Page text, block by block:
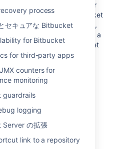
process
セキュアな Bitbucket
for Bitbucket
for third-party apps
counters for
monitoring
guardrails
logging
Server の拡張
link to a repository
clicks, you can configure your
respond to events in
Bitbucket
a pull request is created,
transition the status of a
events available in
Bitbucket
作成
作成
ストの作成
ストのマージ